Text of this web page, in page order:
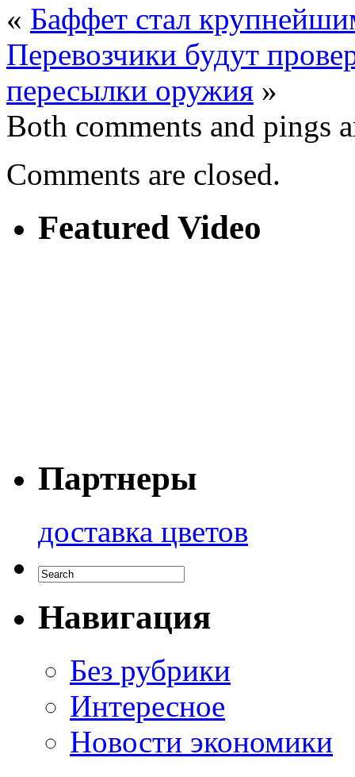
« Баффет стал
Перевозчики будут
пересылки оружия »
Both comments and pings
Comments are closed.
Featured Video
Партнеры
доставка цветов
Навигация
Без рубрики
Интересное
Новости экономики